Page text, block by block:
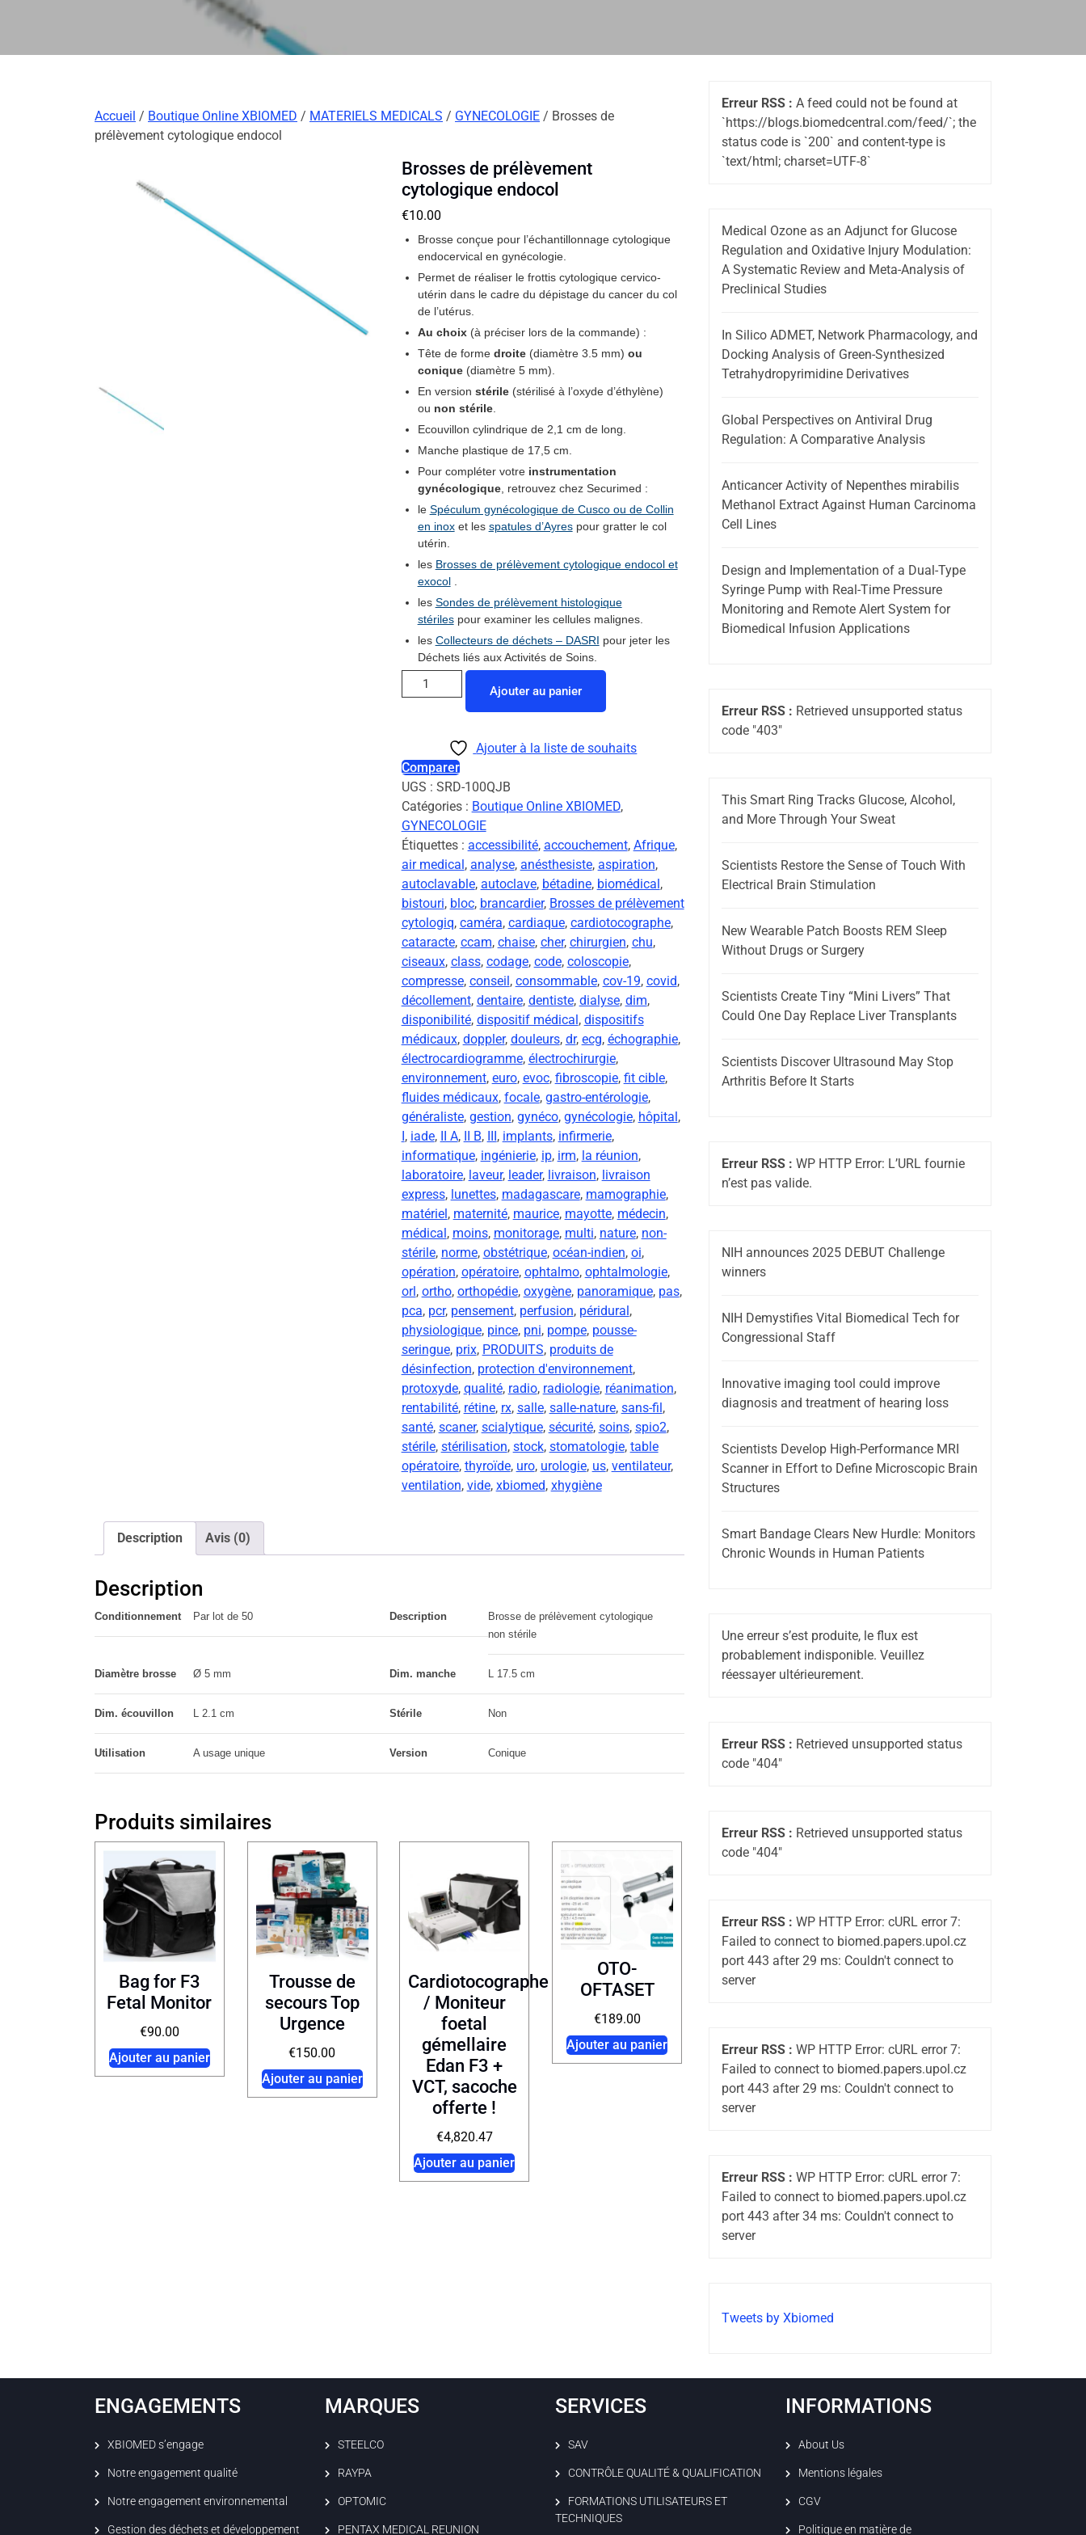
Accueil / Boutique Online XBIOMED / MATERIELS MEDICALS / GYNECOLOGIE / Brosses de
prélèvement cytologique endocol
Brosses de prélèvement
cytologique endocol
€10.00
Brosse conçue pour l’échantillonnage cytologique
endocervical en gynécologie.
Permet de réaliser le frottis cytologique cervico-
utérin dans le cadre du dépistage du cancer du col
de l’utérus.
Au choix(à préciser lors de la commande) :
Tête de forme droite (diamètre 3.5 mm) ou
conique (diamètre 5 mm).
En version stérile(stérilisé à l’oxyde d’éthylène)
ou non stérile.
Ecouvillon cylindrique de 2,1 cm de long.
Manche plastique de 17,5 cm.
Pour compléter votre instrumentation
gynécologique, retrouvez chez Securimed :
le Spéculum gynécologique de Cusco ou de Collin
en inoxet les spatules d’Ayrespour gratter le col
utérin.
les Brosses de prélèvement cytologique endocol et
exocol.
les Sondes de prélèvement histologique
stérilespour examiner les cellules malignes.
les Collecteurs de déchets – DASRI pour jeter les
Déchets liés aux Activités de Soins.
Ajouter au panier
Ajouter à la liste de souhaits
Comparer
UGS : SRD-100QJB
Catégories : Boutique Online XBIOMED,
GYNECOLOGIE
Étiquettes : accessibilité, accouchement, Afrique,
air medical , analyse, anésthesiste, aspiration,
autoclavable, autoclave, bétadine, biomédical ,
bistouri, bloc, brancardier, Brosses de prélèvement
cytologiq, caméra, cardiaque, cardiotocographe,
cataracte, ccam, chaise, cher, chirurgien, chu,
ciseaux, class, codage, code, coloscopie,
compresse, conseil , consommable, cov-19, covid,
décollement, dentaire, dentiste, dialyse, dim,
disponibilité, dispositif médical , dispositifs
médicaux, doppler, douleurs, dr, ecg, échographie,
électrocardiogramme, électrochirurgie,
environnement, euro, evoc, fibroscopie, fit cible,
fluides médicaux, focale, gastro-entérologie,
généraliste, gestion, gynéco, gynécologie, hôpital ,
, iade, II A, II B, , implants, infirmerie,
informatique, ingénierie, ip, irm, la réunion,
laboratoire, laveur, leader, livraison, livraison
express, lunettes, madagascare, mamographie,
matériel , maternité, maurice, mayotte, médecin,
médical , moins, monitorage, multi, nature, non-
stérile, norme, obstétrique, océan-indien, oi,
opération, opératoire, ophtalmo, ophtalmologie,
orl , ortho, orthopédie, oxygène, panoramique, pas,
pca, pcr, pensement, perfusion, péridural ,
physiologique, pince, pni, pompe, pousse-
seringue, prix, PRODUITS, produits de
désinfection, protection d'environnement,
protoxyde, qualité, radio, radiologie, réanimation,
rentabilité, rétine, rx, salle, salle-nature, sans-fil ,
santé, scaner, scialytique, sécurité, soins, spio2,
stérile, stérilisation, stock, stomatologie, table
opératoire, thyroïde, uro, urologie, us, ventilateur,
ventilation, vide, xbiomed, xhygiène
Description Avis (0)
Description
Conditionnement Par lot de 50 Description
Brosse de prélèvement cytologique
non stérile
Diamètre brosse Ø 5 mm Dim. manche L 17.5 cm
Dim. écouvillon L 2.1 cm Stérile Non
Utilisation A usage unique Version Conique
Produits similaires
Bag for F3
Fetal Monitor
€90.00
Ajouter au panier
Trousse de
secours Top
Urgence
€150.00
Ajouter au panier
Cardiotocographe
/ Moniteur
foetal
gémellaire
Edan F3 +
VCT, sacoche
offerte !
€4,820.47
Ajouter au panier
OTO-
OFTASET
€189.00
Ajouter au panier
Erreur RSS : A feed could not be found at
`https://blogs.biomedcentral.com/feed/`; the
status code is `200` and content-type is
`text/html; charset=UTF-8`
Medical Ozone as an Adjunct for Glucose
Regulation and Oxidative Injury Modulation:
A Systematic Review and Meta-Analysis of
Preclinical Studies
In Silico ADMET, Network Pharmacology, and
Docking Analysis of Green-Synthesized
Tetrahydropyrimidine Derivatives
Global Perspectives on Antiviral Drug
Regulation: A Comparative Analysis
Anticancer Activity of Nepenthes mirabilis
Methanol Extract Against Human Carcinoma
Cell Lines
Design and Implementation of a Dual-Type
Syringe Pump with Real-Time Pressure
Monitoring and Remote Alert System for
Biomedical Infusion Applications
Erreur RSS : Retrieved unsupported status
code "403"
This Smart Ring Tracks Glucose, Alcohol,
and More Through Your Sweat
Scientists Restore the Sense of Touch With
Electrical Brain Stimulation
New Wearable Patch Boosts REM Sleep
Without Drugs or Surgery
Scientists Create Tiny “Mini Livers” That
Could One Day Replace Liver Transplants
Scientists Discover Ultrasound May Stop
Arthritis Before It Starts
Erreur RSS : WP HTTP Error: L’URL fournie
n’est pas valide.
NIH announces 2025 DEBUT Challenge
winners
NIH Demystifies Vital Biomedical Tech for
Congressional Staff
Innovative imaging tool could improve
diagnosis and treatment of hearing loss
Scientists Develop High-Performance MRI
Scanner in Effort to Define Microscopic Brain
Structures
Smart Bandage Clears New Hurdle: Monitors
Chronic Wounds in Human Patients
Une erreur s’est produite, le flux est
probablement indisponible. Veuillez
réessayer ultérieurement.
Erreur RSS : Retrieved unsupported status
code "404"
Erreur RSS : Retrieved unsupported status
code "404"
Erreur RSS : WP HTTP Error: cURL error 7:
Failed to connect to biomed.papers.upol.cz
port 443 after 29 ms: Couldn't connect to
server
Erreur RSS : WP HTTP Error: cURL error 7:
Failed to connect to biomed.papers.upol.cz
port 443 after 29 ms: Couldn't connect to
server
Erreur RSS : WP HTTP Error: cURL error 7:
Failed to connect to biomed.papers.upol.cz
port 443 after 34 ms: Couldn't connect to
server
Tweets by Xbiomed
ENGAGEMENTS
XBIOMED s’engage
Notre engagement qualité
Notre engagement environnemental
Gestion des déchets et développement
MARQUES
STEELCO
RAYPA
OPTOMIC
PENTAX MEDICAL REUNION
SERVICES
SAV
CONTRÔLE QUALITÉ & QUALIFICATION
FORMATIONS UTILISATEURS ET
TECHNIQUES
INFORMATIONS
About Us
Mentions légales
CGV
Politique en matière de